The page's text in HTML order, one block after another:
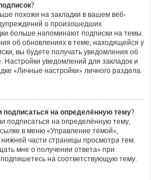
похожи на закладки в вашем веб-
о произошедших
больше напоминают подписки на темы.
об обновлениях в теме, находящейся у
вы будете получать уведомления об
уведомлений для закладок и
«Личные настройки» личного раздела.
подписаться на определённую тему?
подписаться на определённую тему,
в меню «Управление темой»,
части страницы просмотра тем.
мне о получении ответа» при
на соответствующую тему.